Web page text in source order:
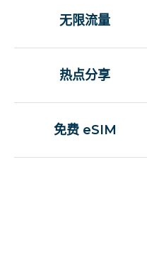
无限流量
热点分享
免费 eSIM